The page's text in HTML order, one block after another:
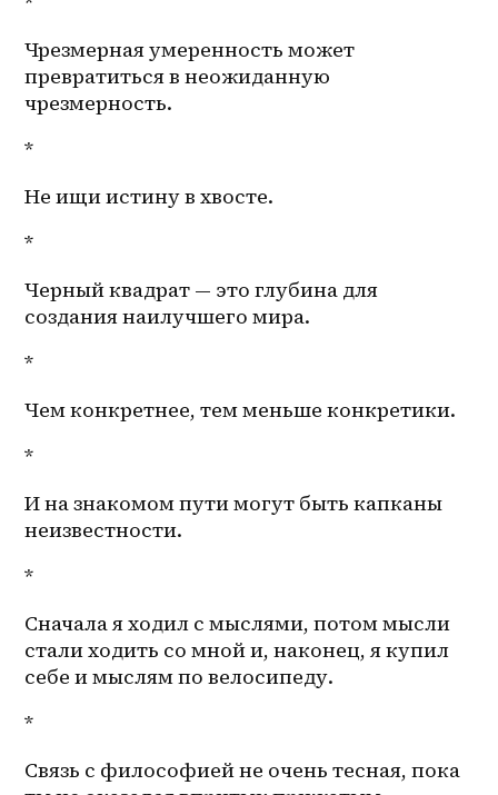
Чрезмерная умеренность может
превратиться в неожиданную
чрезмерность.
*
Не ищи истину в хвосте.
*
Черный квадрат — это глубина для
создания наилучшего мира.
*
Чем конкретнее, тем меньше конкретики.
*
И на знакомом пути могут быть капканы
неизвестности.
*
Сначала я ходил с мыслями, потом мысли
стали ходить со мной и, наконец, я купил
себе и мыслям по велосипеду.
*
Связь с философией не очень тесная, пока